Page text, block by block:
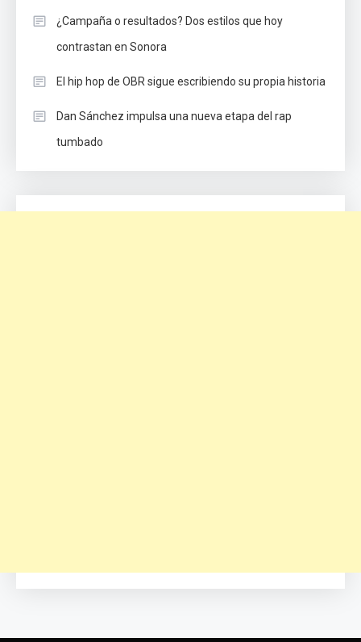
¿Campaña o resultados? Dos estilos que hoy
contrastan en Sonora
El hip hop de OBR sigue escribiendo su propia historia
Dan Sánchez impulsa una nueva etapa del rap
tumbado